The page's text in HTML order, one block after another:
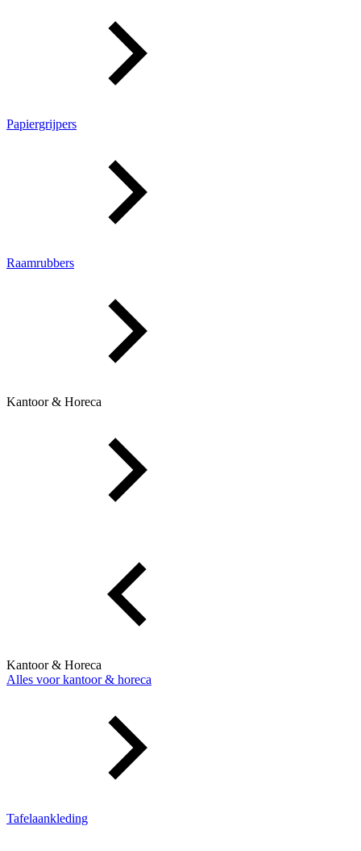
Papiergrijpers
Raamrubbers
Kantoor & Horeca
Kantoor & Horeca
Alles voor kantoor & horeca
Tafelaankleding